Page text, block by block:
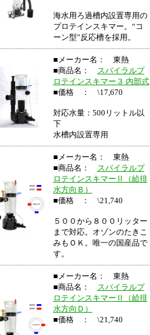
海水用ろ過槽内設置専用の
プロテインスキマー。“コ
ーン型”反応槽を採用。
■メーカー名： 東熱
■商品名： スパイラルプ
ロテインスキマー３ 内部式
■価格 ： \17,670
対応水量：500リットル以
下
水槽内設置専用
■メーカー名： 東熱
■商品名： スパイラルプ
ロテインスキマーⅡ（給排
水方向Ｂ）
■価格 ： \21,740
５００から８００リッター
まで対応。オゾンのたきこ
みもＯＫ。唯一の国産品で
す。
■メーカー名： 東熱
■商品名： スパイラルプ
ロテインスキマーⅡ（給排
水方向Ｄ）
■価格 ： \21,740